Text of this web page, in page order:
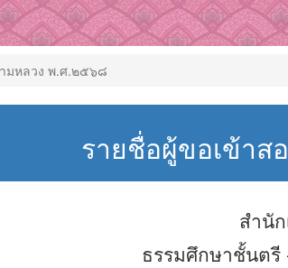
มหลวง พ.ศ.๒๕๖๘
รายชื่อผู้ขอเข้า
สำนั
ธรรมศึกษาชั้นต